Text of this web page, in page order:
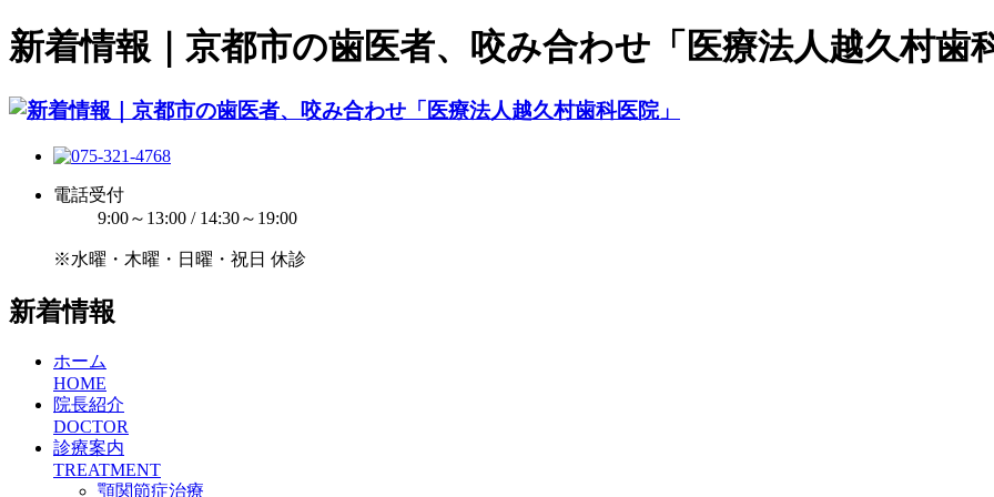
新着情報｜京都市の歯医者、咬み合わせ「医療法人越久村歯
電話受付
9:00～13:00 / 14:30～19:00
※水曜・木曜・日曜・祝日 休診
新着情報
ホーム
HOME
院長紹介
DOCTOR
診療案内
TREATMENT
顎関節症治療